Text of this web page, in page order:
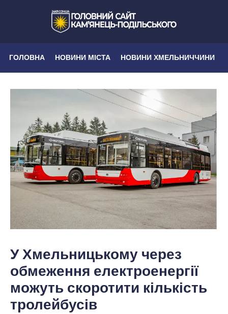
ГОЛОВНА НОВИНИ МІСТА НОВИНИ ХМЕЛЬНИЧЧИНИ
У Хмельницькому через
обмеження електроенергії
можуть скоротити кількість
тролейбусів